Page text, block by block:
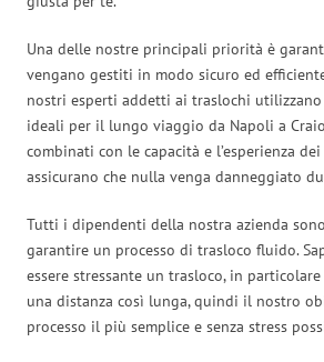
Una delle nostre principali priorità è
vengano gestiti in modo sicuro ed
nostri esperti addetti ai traslochi
ideali per il lungo viaggio da Napoli a
combinati con le capacità e l’esperienza
assicurano che nulla venga danneggiato
Tutti i dipendenti della nostra azienda
garantire un processo di trasloco fluido.
essere stressante un trasloco, in
una distanza così lunga, quindi il nostro
processo il più semplice e senza stress